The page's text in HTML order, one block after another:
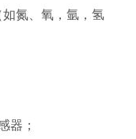
氮、氧，氩，氢
器；